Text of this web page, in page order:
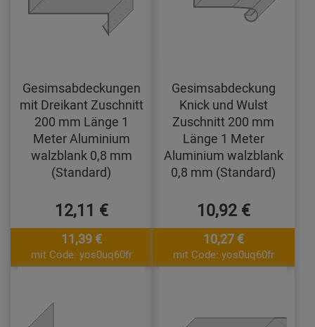
Gesimsabdeckungen
mit Dreikant Zuschnitt
200 mm Länge 1
Meter Aluminium
walzblank 0,8 mm
(Standard)
12,11 €
11,39 €
mit Code: yos0uq60fr
Gesimsabdeckung
Knick und Wulst
Zuschnitt 200 mm
Länge 1 Meter
Aluminium walzblank
0,8 mm (Standard)
10,92 €
10,27 €
mit Code: yos0uq60fr